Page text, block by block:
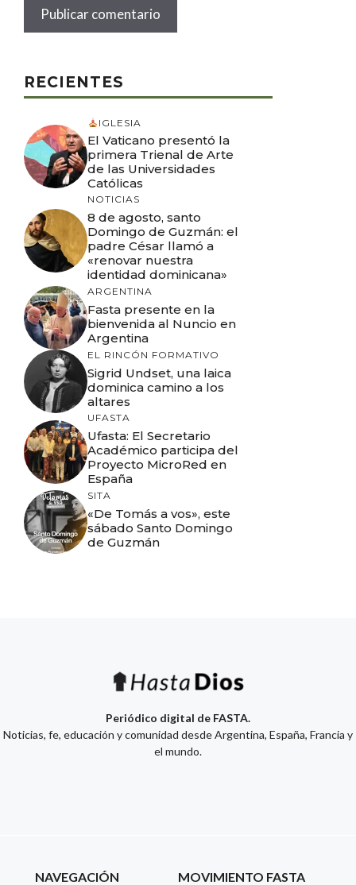
RECIENTES
IGLESIA
El Vaticano presentó la
primera Trienal de Arte
de las Universidades
Católicas
NOTICIAS
8 de agosto, santo
Domingo de Guzmán: el
padre César llamó a
«renovar nuestra
identidad dominicana»
ARGENTINA
Fasta presente en la
bienvenida al Nuncio en
Argentina
EL RINCÓN FORMATIVO
Sigrid Undset, una laica
dominica camino a los
altares
UFASTA
Ufasta: El Secretario
Académico participa del
Proyecto MicroRed en
España
SITA
«De Tomás a vos», este
sábado Santo Domingo
de Guzmán
Periódico digital de FASTA.
Noticias, fe, educación y comunidad desde Argentina, España, Francia y
el mundo.
NAVEGACIÓN MOVIMIENTO FASTA